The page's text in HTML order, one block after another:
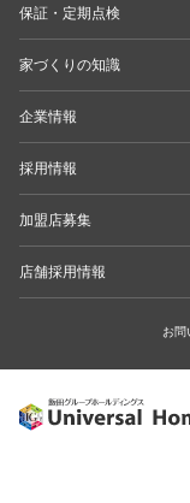
保証・定期点検
家づくりの知識
企業情報
採用情報
加盟店募集
店舗採用情報
お問